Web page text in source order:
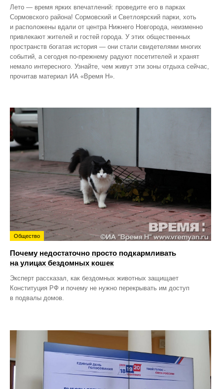
Лето — время ярких впечатлений: проведите его в парках
Сормовского района! Сормовский и Светлоярский парки, хоть
и расположены вдали от центра Нижнего Новгорода, неизменно
привлекают жителей и гостей города. У этих общественных
пространств богатая история — они стали свидетелями многих
событий, а сегодня по‑прежнему радуют посетителей и хранят
немало интересного. Узнайте, чем живут эти зоны отдыха сейчас,
прочитав материал ИА «Время Н».
Общество
Почему недостаточно просто подкармливать
на улицах бездомных кошек
Эксперт рассказал, как бездомных животных защищает
Конституция РФ и почему не нужно перекрывать им доступ
в подвалы домов.